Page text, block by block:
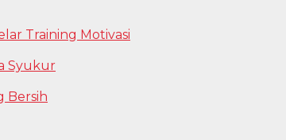
Training Motivasi
Syukur
Bersih